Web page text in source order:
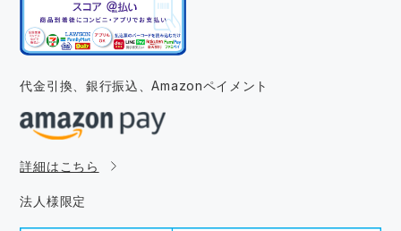
代金引換、銀行振込、Amazonペイメント
詳細はこちら
法人様限定